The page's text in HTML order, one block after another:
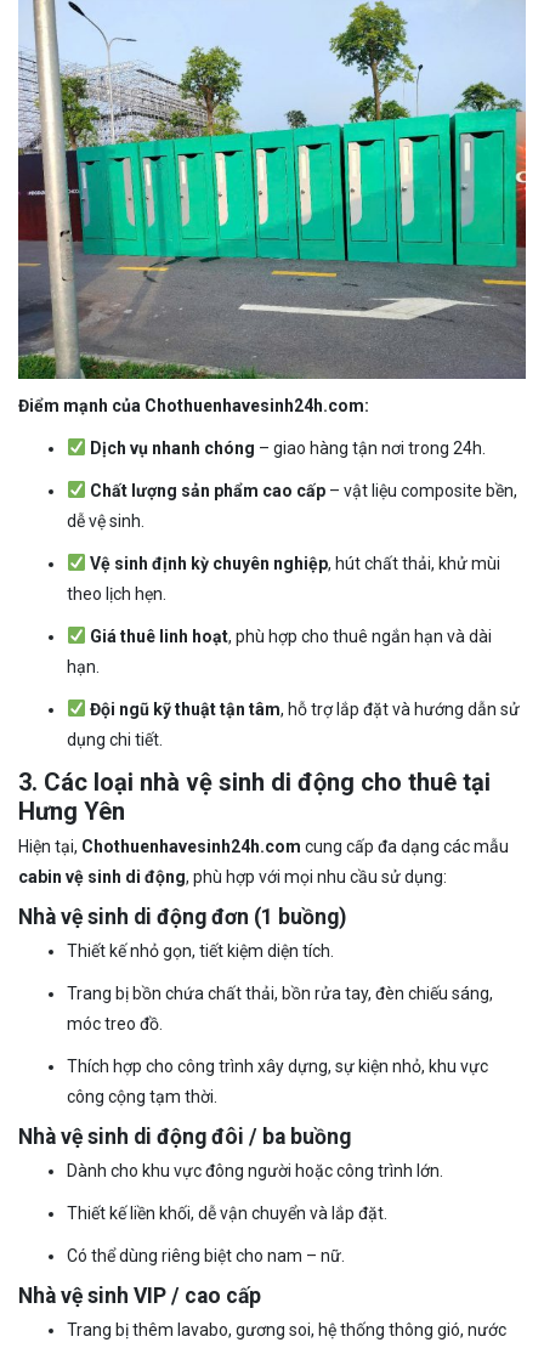
Điểm mạnh của Chothuenhavesinh24h.com:
Dịch vụ nhanh chóng – giao hàng tận nơi trong 24h.
Chất lượng sản phẩm cao cấp– vật liệu composite bền,
dễ vệ sinh.
Vệ sinh định kỳ chuyên nghiệp, hút chất thải, khử mùi
theo lịch hẹn.
Giá thuê linh hoạt, phù hợp cho thuê ngắn hạn và dài
hạn.
Đội ngũ kỹ thuật tận tâm, hỗ trợ lắp đặt và hướng dẫn sử
dụng chi tiết.
3. Các loại nhà vệ sinh di động cho thuê tại
Hưng Yên
Hiện tại, Chothuenhavesinh24h.com cung cấp đa dạng các mẫu
cabin vệ sinh di động, phù hợp với mọi nhu cầu sử dụng:
Nhà vệ sinh di động đơn (1 buồng)
Thiết kế nhỏ gọn, tiết kiệm diện tích.
Trang bị bồn chứa chất thải, bồn rửa tay, đèn chiếu sáng,
móc treo đồ.
Thích hợp cho công trình xây dựng, sự kiện nhỏ, khu vực
công cộng tạm thời.
Nhà vệ sinh di động đôi / ba buồng
Dành cho khu vực đông người hoặc công trình lớn.
Thiết kế liền khối, dễ vận chuyển và lắp đặt.
Có thể dùng riêng biệt cho nam – nữ.
Nhà vệ sinh VIP / cao cấp
Trang bị thêm lavabo, gương soi, hệ thống thông gió, nước